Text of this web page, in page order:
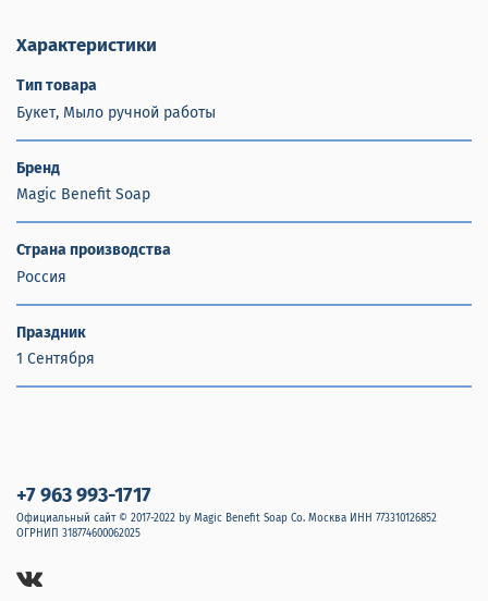
Характеристики
Тип товара
Букет, Мыло ручной работы
Бренд
Magic Benefit Soap
Страна производства
Россия
Праздник
1 Сентября
+7 963 993-1717
Официальный сайт © 2017-2022 by Magic Benefit Soap Co. Москва ИНН 773310126852
ОГРНИП 318774600062025